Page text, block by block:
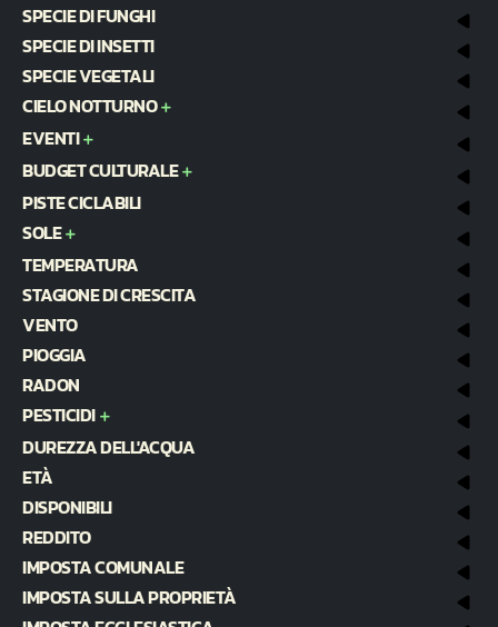
SPECIE DI FUNGHI
SPECIE DI INSETTI
SPECIE VEGETALI
CIELO NOTTURNO
EVENTI
BUDGET CULTURALE
PISTE CICLABILI
SOLE
TEMPERATURA
STAGIONE DI CRESCITA
VENTO
PIOGGIA
RADON
PESTICIDI
DUREZZA DELL'ACQUA
ETÀ
DISPONIBILI
REDDITO
IMPOSTA COMUNALE
IMPOSTA SULLA PROPRIETÀ